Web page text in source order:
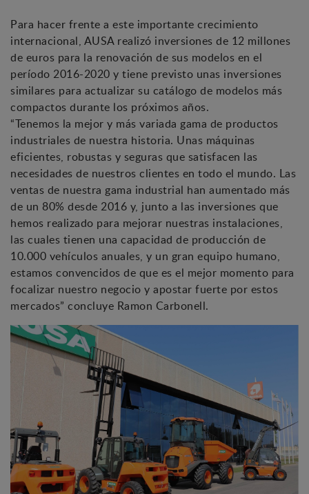
Para hacer frente a este importante crecimiento
internacional, AUSA realizó inversiones de 12 millones
de euros para la renovación de sus modelos en el
período 2016-2020 y tiene previsto unas inversiones
similares para actualizar su catálogo de modelos más
compactos durante los próximos años.
“Tenemos la mejor y más variada gama de productos
industriales de nuestra historia. Unas máquinas
eficientes, robustas y seguras que satisfacen las
necesidades de nuestros clientes en todo el mundo. Las
ventas de nuestra gama industrial han aumentado más
de un 80% desde 2016 y, junto a las inversiones que
hemos realizado para mejorar nuestras instalaciones,
las cuales tienen una capacidad de producción de
10.000 vehículos anuales, y un gran equipo humano,
estamos convencidos de que es el mejor momento para
focalizar nuestro negocio y apostar fuerte por estos
mercados” concluye Ramon Carbonell.